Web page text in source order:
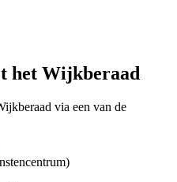
het Wijkberaad
via een van de